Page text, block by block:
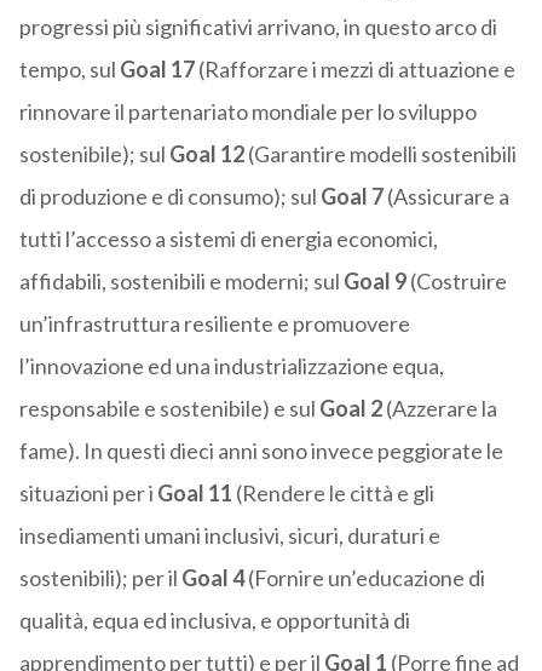
progressi più significativi arrivano, in questo arco di
tempo, sul Goal 17(Rafforzare i mezzi di attuazione e
rinnovare il partenariato mondiale per lo sviluppo
sostenibile); sul Goal 12(Garantire modelli sostenibili
di produzione e di consumo); sul Goal 7(Assicurare a
tutti l’accesso a sistemi di energia economici,
affidabili, sostenibili e moderni; sul Goal 9(Costruire
un’infrastruttura resiliente e promuovere
l’innovazione ed una industrializzazione equa,
responsabile e sostenibile) e sul Goal 2(Azzerare la
fame). In questi dieci anni sono invece peggiorate le
situazioni per i Goal 11 (Rendere le città e gli
insediamenti umani inclusivi, sicuri, duraturi e
sostenibili); per il Goal 4(Fornire un’educazione di
qualità, equa ed inclusiva, e opportunità di
apprendimento per tutti) e per il Goal 1 (Porre fine ad